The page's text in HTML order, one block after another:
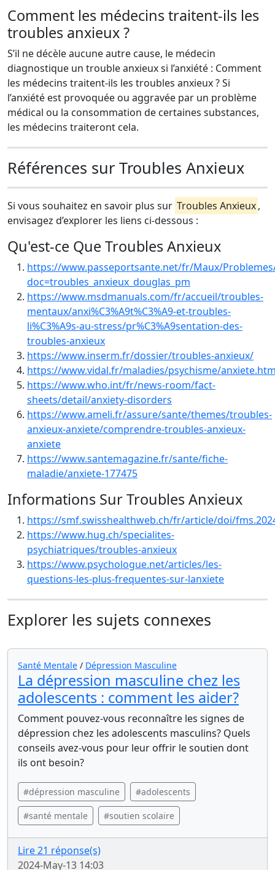
Comment les médecins traitent-ils les
troubles anxieux ?
S’il ne décèle aucune autre cause, le médecin
diagnostique un trouble anxieux si l’anxiété : Comment
les médecins traitent-ils les troubles anxieux ? Si
l’anxiété est provoquée ou aggravée par un problème
médical ou la consommation de certaines substances,
les médecins traiteront cela.
Références sur Troubles Anxieux
Si vous souhaitez en savoir plus sur Troubles Anxieux,
envisagez d’explorer les liens ci-dessous :
Qu'est-ce Que Troubles Anxieux
https://www.passeportsante.net/fr/Maux/
doc=troubles_anxieux_douglas_pm
https://www.msdmanuals.com/fr/accueil/troubles-
mentaux/anxi%C3%A9t%C3%A9-et-troubles-
li%C3%A9s-au-stress/pr%C3%A9sentation-des-
troubles-anxieux
https://www.inserm.fr/dossier/troubles-anxieux/
https://www.vidal.fr/maladies/psychisme/
https://www.who.int/fr/news-room/fact-
sheets/detail/anxiety-disorders
https://www.ameli.fr/assure/sante/themes/troubles-
anxieux-anxiete/comprendre-troubles-anxieux-
anxiete
https://www.santemagazine.fr/sante/fiche-
maladie/anxiete-177475
Informations Sur Troubles Anxieux
https://smf.swisshealthweb.ch/fr/article/doi/
https://www.hug.ch/specialites-
psychiatriques/troubles-anxieux
https://www.psychologue.net/articles/les-
questions-les-plus-frequentes-sur-lanxiete
Explorer les sujets connexes
Santé Mentale / Dépression Masculine
La dépression masculine chez les
adolescents : comment les aider?
Comment pouvez-vous reconnaître les signes de
dépression chez les adolescents masculins? Quels
conseils avez-vous pour leur offrir le soutien dont
ils ont besoin?
#dépression masculine #adolescents
#santé mentale #soutien scolaire
Lire 21 réponse(s)
2024-May-13 14:03